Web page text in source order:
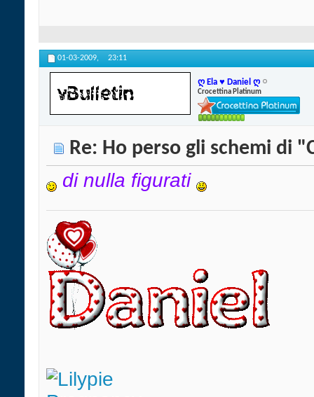
01-03-2009, 23:11
ღ Ela ♥ Daniel ღ
Crocettina Platinum
Re: Ho perso gli schemi di
di nulla figurati